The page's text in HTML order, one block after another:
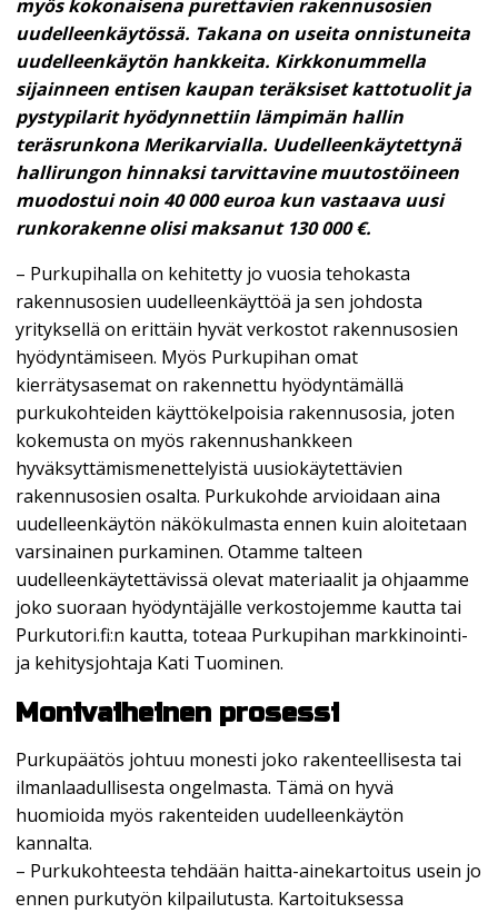
myös kokonaisena purettavien rakennusosien
uudelleenkäytössä. Takana on useita onnistuneita
uudelleenkäytön hankkeita. Kirkkonummella
sijainneen entisen kaupan teräksiset kattotuolit ja
pystypilarit hyödynnettiin lämpimän hallin
teräsrunkona Merikarvialla. Uudelleenkäytettynä
hallirungon hinnaksi tarvittavine muutostöineen
muodostui noin 40 000 euroa kun vastaava uusi
runkorakenne olisi maksanut 130 000 €.
– Purkupihalla on kehitetty jo vuosia tehokasta
rakennusosien uudelleenkäyttöä ja sen johdosta
yrityksellä on erittäin hyvät verkostot rakennusosien
hyödyntämiseen. Myös Purkupihan omat
kierrätysasemat on rakennettu hyödyntämällä
purkukohteiden käyttökelpoisia rakennusosia, joten
kokemusta on myös rakennushankkeen
hyväksyttämismenettelyistä uusiokäytettävien
rakennusosien osalta. Purkukohde arvioidaan aina
uudelleenkäytön näkökulmasta ennen kuin aloitetaan
varsinainen purkaminen. Otamme talteen
uudelleenkäytettävissä olevat materiaalit ja ohjaamme
joko suoraan hyödyntäjälle verkostojemme kautta tai
Purkutori.fi:n kautta, toteaa Purkupihan markkinointi-
ja kehitysjohtaja Kati Tuominen.
Monivaiheinen prosessi
Purkupäätös johtuu monesti joko rakenteellisesta tai
ilmanlaadullisesta ongelmasta. Tämä on hyvä
huomioida myös rakenteiden uudelleenkäytön
kannalta.
– Purkukohteesta tehdään haitta-ainekartoitus usein jo
ennen purkutyön kilpailutusta. Kartoituksessa